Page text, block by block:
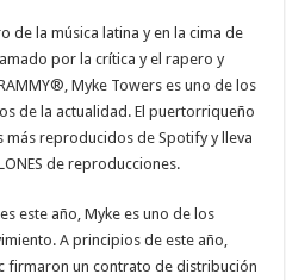
de la música latina y en la cima de
por la crítica y el rapero y
Myke Towers es uno de los
de la actualidad. El puertorriqueño
más reproducidos de Spotify y lleva
de reproducciones.
este año, Myke es uno de los
A principios de este año,
firmaron un contrato de distribución